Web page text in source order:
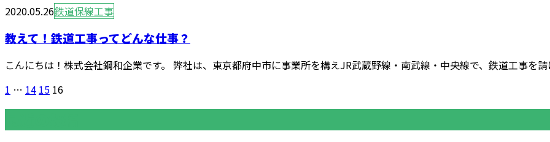
2020.05.26鉄道保線工事
教えて！鉄道工事ってどんな仕事？
こんにちは！株式会社鋼和企業です。 弊社は、東京都府中市に事業所を構えJR武蔵野線・南武線・中央線で、鉄道工事を
1 … 14 15 16